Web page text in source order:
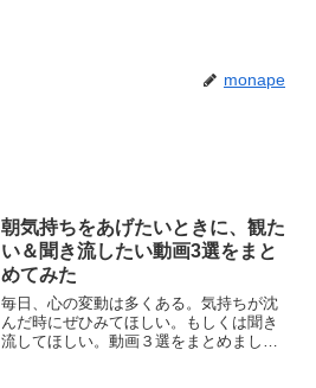
monape
朝気持ちをあげたいときに、観た
い＆聞き流したい動画3選をまと
めてみた
毎日、心の変動は多くある。気持ちが沈
んだ時にぜひみてほしい。もしくは聞き
流してほしい。動画３選をまとめました